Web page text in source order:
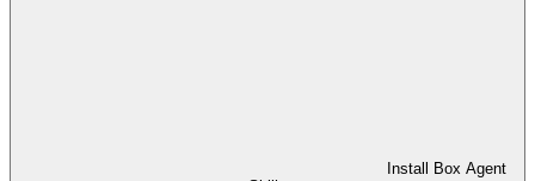
Install Box Agent